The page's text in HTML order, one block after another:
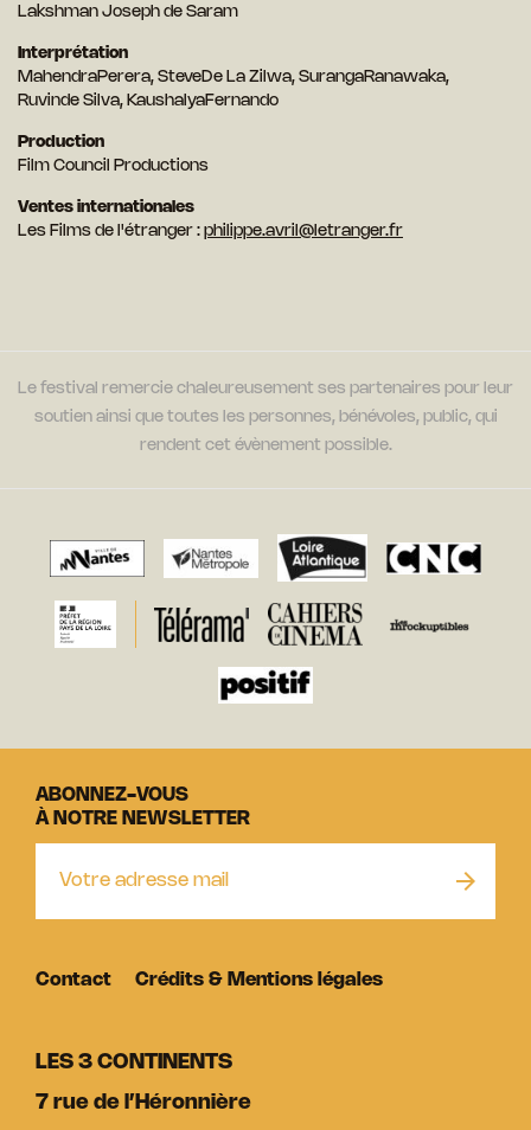
Lakshman Joseph de Saram
Interprétation
MahendraPerera, SteveDe La Zilwa, SurangaRanawaka,
Ruvinde Silva, KaushalyaFernando
Production
Film Council Productions
Ventes internationales
Les Films de l'étranger : philippe.avril@letranger.fr
Le festival remercie chaleureusement ses partenaires pour leur
soutien ainsi que toutes les personnes, bénévoles, public, qui
rendent cet évènement possible.
LES 3 CONTINENTS
7 rue de l’Héronnière
ABONNEZ-VOUS
À NOTRE NEWSLETTER
Contact Crédits & Mentions légales